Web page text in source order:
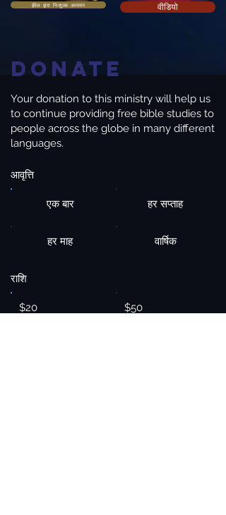
ईमेल द्वारा निःशुल्क अध्ययन वीडियो
Donate
Your donation to this ministry will help us
to continue providing free bible studies to
people across the globe in many different
languages.
आवृत्ति
एक बार हर सप्ताह
हर माह वार्षिक
राशि
$20 $50